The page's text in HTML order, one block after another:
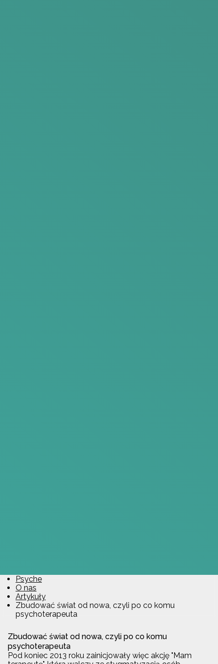
Psyche
O nas
Artykuły
Zbudować świat od nowa, czyli po co komu
psychoterapeuta
Zbudować świat od nowa, czyli po co komu
psychoterapeuta
Pod koniec 2013 roku zainicjowały więc akcję "Mam